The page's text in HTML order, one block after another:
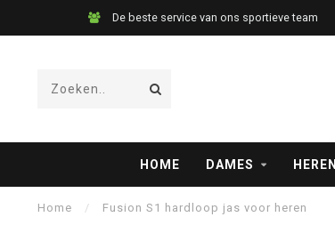
De beste service van ons sportieve team
HOME DAMES HEREN
Home / Fusion S1 hardloop jas voor heren